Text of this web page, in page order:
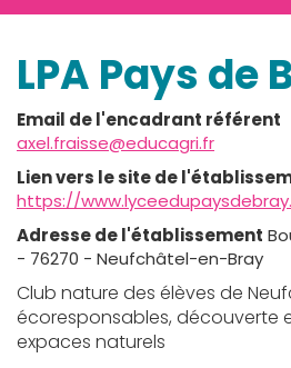
LPA Pays de
Email de l'encadrant référent
axel.fraisse@educagri.fr
Lien vers le site de
https://
Adresse de l'établissement
- 76270 - Neufchâtel-en-Bray
Club nature des élèves de
écoresponsables, découverte
expaces naturels